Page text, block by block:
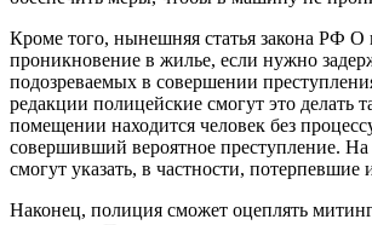
Кроме того, нынешняя статья закона РФ О
проникновение в жилье, если нужно
подозреваемых в совершении
редакции полицейские смогут это делать
помещении находится человек без
совершивший вероятное преступление. На
смогут указать, в частности,
Наконец, полиция сможет оцеплять